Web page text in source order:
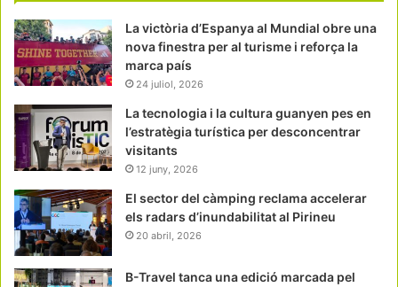
La victòria d’Espanya al Mundial obre una
nova finestra per al turisme i reforça la
marca país
24 juliol, 2026
La tecnologia i la cultura guanyen pes en
l’estratègia turística per desconcentrar
visitants
12 juny, 2026
El sector del càmping reclama accelerar
els radars d’inundabilitat al Pirineu
20 abril, 2026
B-Travel tanca una edició marcada pel